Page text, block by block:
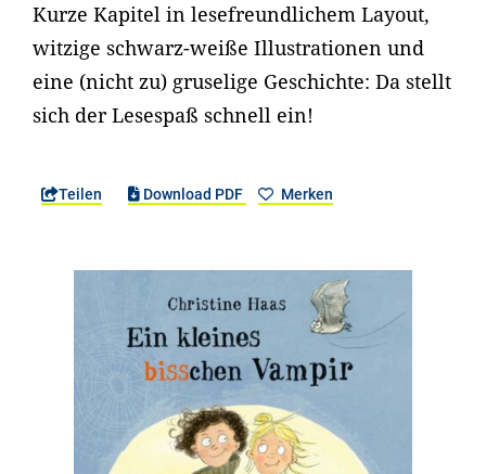
Kurze Kapitel in lesefreundlichem Layout,
witzige schwarz-weiße Illustrationen und
eine (nicht zu) gruselige Geschichte: Da stellt
sich der Lesespaß schnell ein!
Teilen Download PDF Merken